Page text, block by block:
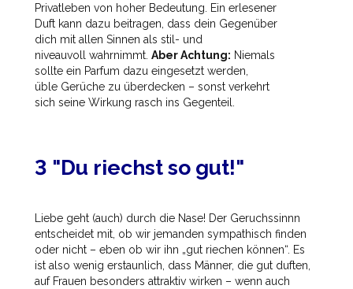
Privatleben von hoher Bedeutung. Ein erlesener
Duft kann dazu beitragen, dass dein Gegenüber
dich mit allen Sinnen als stil- und
niveauvoll wahrnimmt. Aber Achtung: Niemals
sollte ein Parfum dazu eingesetzt werden,
üble Gerüche zu überdecken – sonst verkehrt
sich seine Wirkung rasch ins Gegenteil.
3 "Du riechst so gut!"
Liebe geht (auch) durch die Nase! Der Geruchssinnn
entscheidet mit, ob wir jemanden sympathisch finden
oder nicht – eben ob wir ihn „gut riechen können“. Es
ist also wenig erstaunlich, dass Männer, die gut duften,
auf Frauen besonders attraktiv wirken – wenn auch